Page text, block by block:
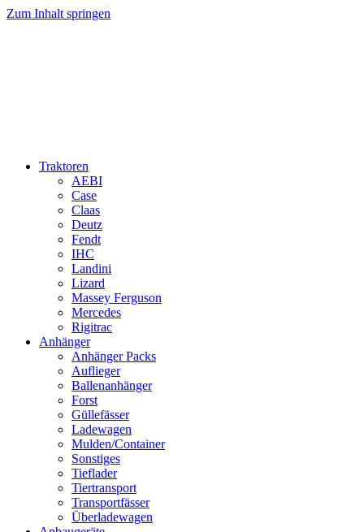
Zum Inhalt springen
Traktoren
AEBI
Case
Claas
Deutz
Fendt
IHC
Landini
Lizard
Massey Ferguson
Mercedes
Rigitrac
Anhänger
Anhänger Packs
Auflieger
Ballenanhänger
Forst
Güllefässer
Ladewagen
Mulden/Container
Sonstiges
Tieflader
Tiertransport
Transportfässer
Überladewagen